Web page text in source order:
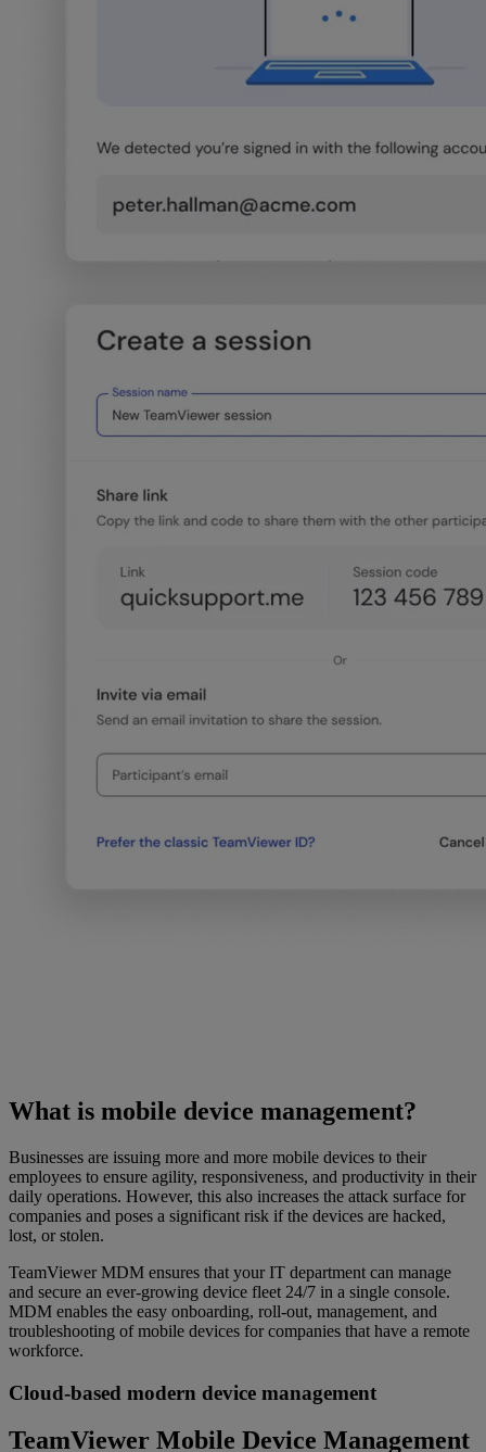
What is mobile device management?
Businesses are issuing more and more mobile devices to their
employees to ensure agility, responsiveness, and productivity in their
daily operations. However, this also increases the attack surface for
companies and poses a significant risk if the devices are hacked,
lost, or stolen.
TeamViewer MDM ensures that your IT department can manage
and secure an ever-growing device fleet 24/7 in a single console.
MDM enables the easy onboarding, roll-out, management, and
troubleshooting of mobile devices for companies that have a remote
workforce.
Cloud-based modern device management
TeamViewer Mobile Device Management